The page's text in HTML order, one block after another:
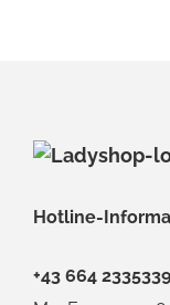
Hotline-
+43 664 2335339